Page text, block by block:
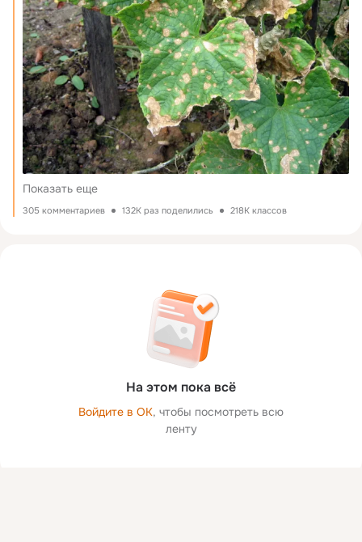
Показать еще
305 комментариев 132K раз поделились 218K классов
На этом пока всё
Войдите в ОК, чтобы посмотреть всю
ленту